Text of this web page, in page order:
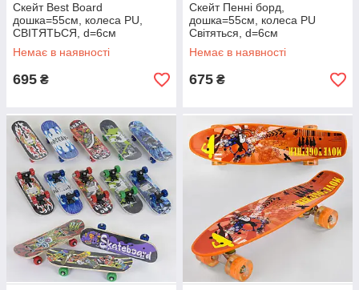
Скейт Best Board
дошка=55см, колеса PU,
СВІТЯТЬСЯ, d=6см
Немає в наявності
695 ₴
Скейт Пенні борд,
дошка=55см, колеса PU
Світяться, d=6см
Немає в наявності
675 ₴